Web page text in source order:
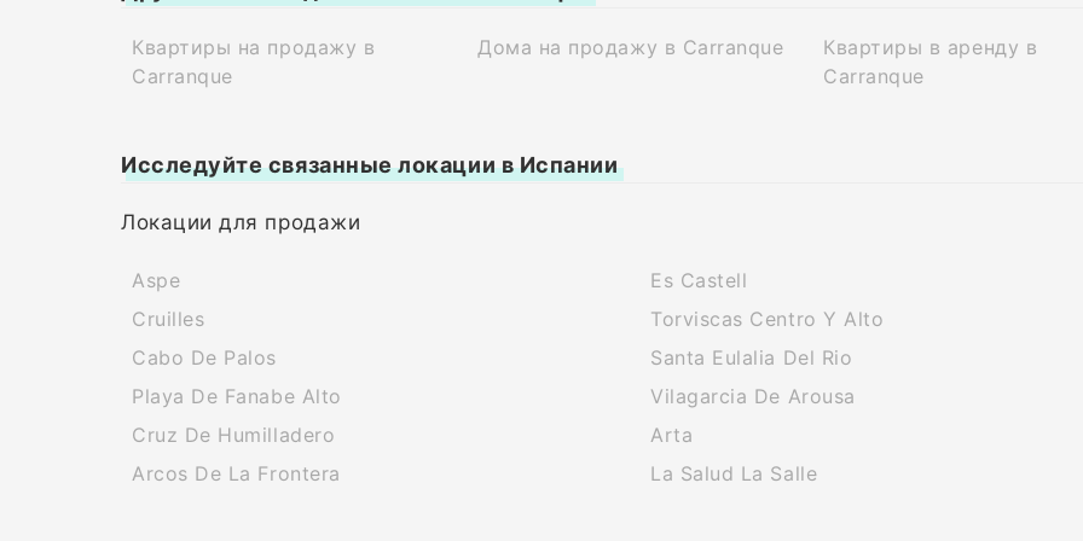
Квартиры на продажу в
Carranque
Дома на продажу в Carranque
Квартиры в аренду в
Carranque
Исследуйте связанные локации в Испании
Локации для продажи
Aspe
Cruilles
Cabo De Palos
Playa De Fanabe Alto
Cruz De Humilladero
Arcos De La Frontera
Es Castell
Torviscas Centro Y Alto
Santa Eulalia Del Rio
Vilagarcia De Arousa
Arta
La Salud La Salle